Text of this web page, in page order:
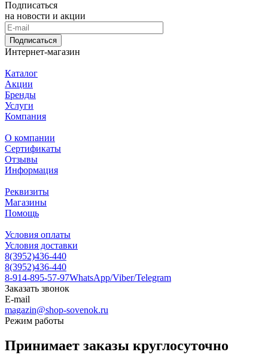
Подписаться
на новости и акции
Подписаться
Интернет-магазин
Каталог
Акции
Бренды
Услуги
Компания
О компании
Сертификаты
Отзывы
Информация
Реквизиты
Магазины
Помощь
Условия оплаты
Условия доставки
8(3952)436-440
8(3952)436-440
8-914-895-57-97WhatsApp/Viber/Telegram
Заказать звонок
E-mail
magazin@shop-sovenok.ru
Режим работы
Принимает заказы круглосуточно